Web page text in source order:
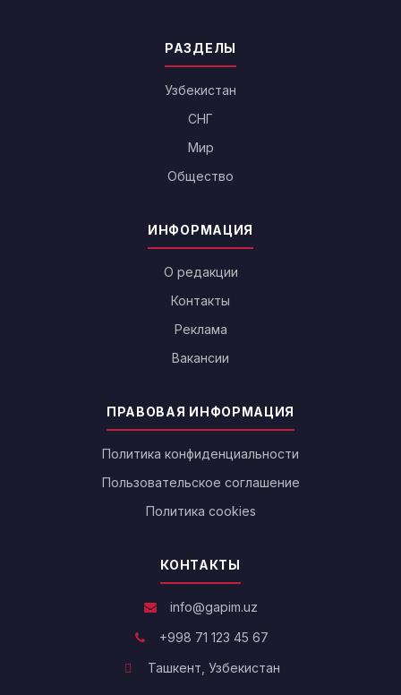
РАЗДЕЛЫ
Узбекистан
СНГ
Мир
Общество
ИНФОРМАЦИЯ
О редакции
Контакты
Реклама
Вакансии
ПРАВОВАЯ ИНФОРМАЦИЯ
Политика конфиденциальности
Пользовательское соглашение
Политика cookies
КОНТАКТЫ
info@gapim.uz
+998 71 123 45 67
Ташкент, Узбекистан